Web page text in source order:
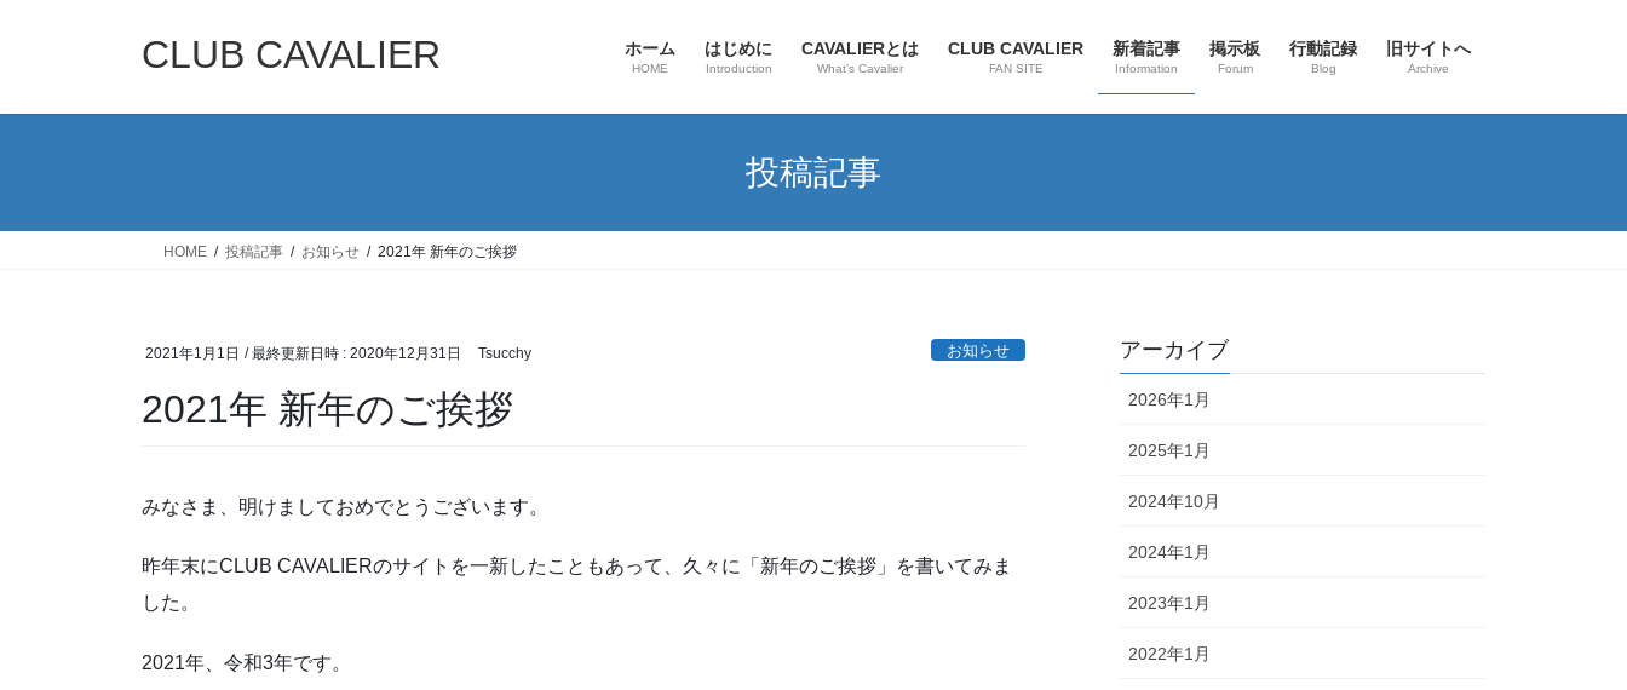
CLUB CAVALIER ホーム
HOME
はじめに
Introduction
CAVALIERとは
What’s Cavalier
CLUB CAVALIER
FAN SITE
新着記事
Information
掲示板
Forum
行動記録
Blog
旧サイトへ
Archive
投稿記事
HOME 投稿記事 お知らせ 2021年 新年のご挨拶
2021年1月1日 / 最終更新日時 : 2020年12月31日 Tsucchy お知らせ
2021年 新年のご挨拶
みなさま、明けましておめでとうございます。
昨年末にCLUB CAVALIERのサイトを一新したこともあって、久々に「新年のご挨拶」を書いてみま
した。
2021年、令和3年です。
アーカイブ
2026年1月
2025年1月
2024年10月
2024年1月
2023年1月
2022年1月